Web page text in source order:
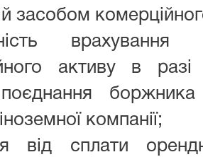
засобом
активу в
іноземної компанії;
від сплати